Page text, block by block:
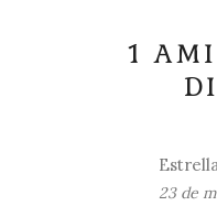
1
23 de